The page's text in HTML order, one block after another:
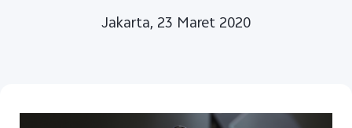
Jakarta, 23 Maret 2020